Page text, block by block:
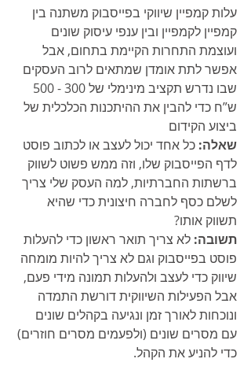
עלות קמפיין שיווקי בפייסבוק משתנה בין
קמפיין לקמפיין ובין ענפי עיסוק שונים
ועוצמת התחרות הקיימת בתחום, אבל
אפשר לתת אומדן שמתאים לרוב העסקים
ש”ח כדי להבין את ההיתכנות הכלכלית של
ביצוע הקידום
שאלה: כל אחד יכול לעצב או לכתוב פוסט
לדף הפייסבוק שלו, וזה ממש פשוט לשווק
ברשתות החברתיות, למה העסק שלי צריך
לשלם כסף לחברה חיצונית כדי שהיא
תשווק אותו?
תשובה: לא צריך תואר ראשון כדי להעלות
פוסט בפייסבוק וגם לא צריך להיות מומחה
שיווק כדי לעצב ולהעלות תמונה מידי פעם,
אבל הפעילות השיווקית דורשת התמדה
ונוכחות לאורך זמן ונגיעה בקהלים שונים
עם מסרים שונים (ולפעמים מסרים חוזרים)
כדי להניע את הקהל.